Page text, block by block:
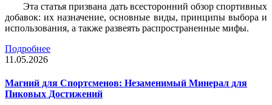
Эта статья призвана дать всесторонний обзор спортивных
добавок: их назначение, основные виды, принципы выбора и
использования, а также развеять распространенные мифы.
Подробнее
11.05.2026
Магний для Спортсменов: Незаменимый Минерал для
Пиковых Достижений